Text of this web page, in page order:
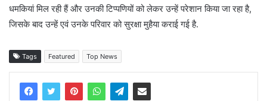
धमकियां मिल रही हैं और उनकी टिप्पणियों को लेकर उन्हें परेशान किया जा रहा है,
जिसके बाद उन्हें एवं उनके परिवार को सुरक्षा मुहैया कराई गई है.
Tags Featured Top News